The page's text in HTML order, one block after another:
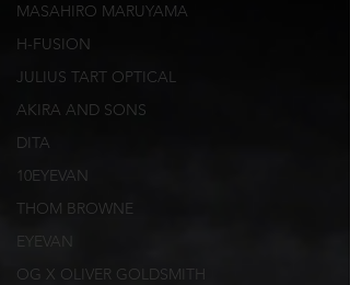
MASAHIRO MARUYAMA
H-FUSION
JULIUS TART OPTICAL
AKIRA AND SONS
DITA
10EYEVAN
THOM BROWNE
EYEVAN
OG X OLIVER GOLDSMITH